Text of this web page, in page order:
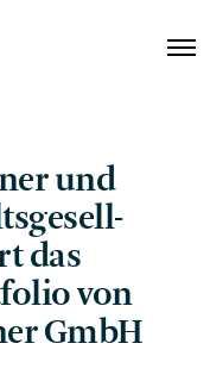
O
und
das
von
GmbH